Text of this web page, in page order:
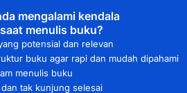
mengalami kendala
menulis buku?
potensial dan relevan
buku agar rapi dan mudah dipahami
menulis buku
tak kunjung selesai